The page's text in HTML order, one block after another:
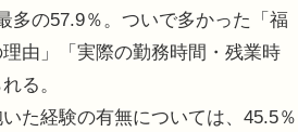
の57.9％。ついで多かった「福
由」「実際の勤務時間・残業時
る。
た経験の有無については、45.5％